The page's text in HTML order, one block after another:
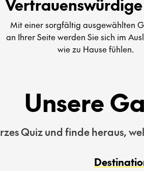
Mit einer sorgfältig ausgewählten
an Ihrer Seite werden Sie sich im
wie zu Hause fühlen.
Unsere
Quiz und finde heraus,